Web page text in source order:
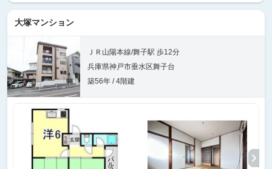
大塚マンション
ＪＲ山陽本線/舞子駅 歩12分
兵庫県神戸市垂水区舞子台
築56年 / 4階建